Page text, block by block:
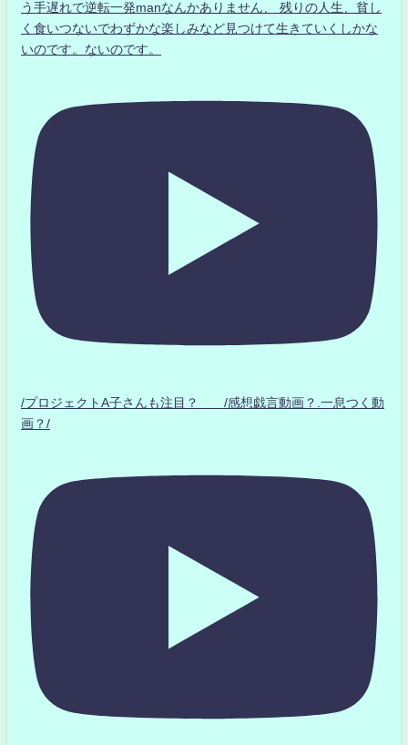
う手遅れで逆転一発manなんかありません、 残りの人生、貧し
く食いつないでわずかな楽しみなど見つけて生きていくしかな
いのです。ないのです。
/プロジェクトA子さんも注目？ /感想戯言動画？.一息つく動
画？/